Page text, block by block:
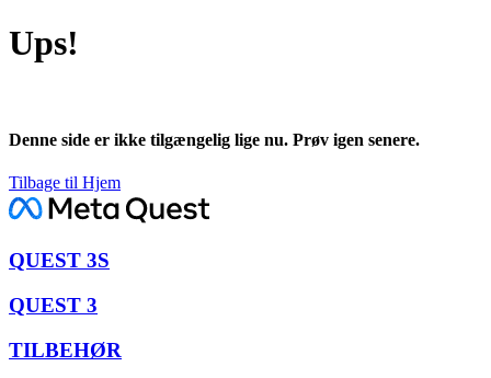
Ups!
Denne side er ikke tilgængelig lige nu. Prøv igen senere.
Tilbage til Hjem
QUEST 3S
QUEST 3
TILBEHØR